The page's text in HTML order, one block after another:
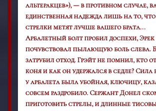
альтеракцев»), — в противном случае,
единственная надежда лишь на то,
стрелки метят лучше вашего брата...
Арбалетный болт пробил доспехи, Эрек
почувствовал пылающую боль слева.
затрубил отход. Грэйт не помнил, кто
коня и как он удержался в седле? Сила
у арбалета была убойная, ключицу,
совсем раздробило. Сержант Донел
приготовить стрелы, и длинные